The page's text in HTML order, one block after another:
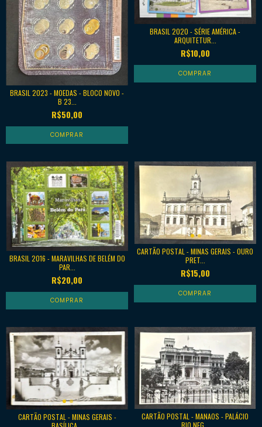
BRASIL 2023 - MOEDAS - BLOCO NOVO -
B 23...
R$50,00
BRASIL 2020 - SÉRIE AMÉRICA -
ARQUITETUR...
R$10,00
BRASIL 2016 - MARAVILHAS DE BELÉM DO
PAR...
R$20,00
CARTÃO POSTAL - MINAS GERAIS - OURO
PRET...
R$15,00
CARTÃO POSTAL - MINAS GERAIS -
CARTÃO POSTAL - MANAOS - PALÁCIO
RIO NEG...